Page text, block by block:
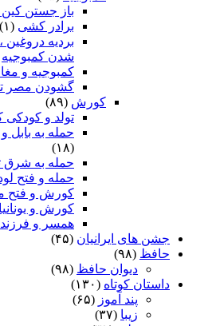
باز جستن کین
برادر کشی (۱)
بردیه
شدن کمبوجیه
کمبوجیه و
گشودن مصر
کورش (۸۹)
تولد و
حمله به
(۱۸)
حمله به
حمله و فتح
کورش و فتح
کورش و
همسر و
جشن های ایرانیان (۴۵)
حافظ (۹۸)
دیوان حافظ (۹۸)
داستان کوتاه (۱۳۰)
پند آموز (۶۵)
زیبا (۳۷)